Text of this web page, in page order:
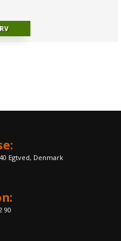
Egtved, Denmark
90